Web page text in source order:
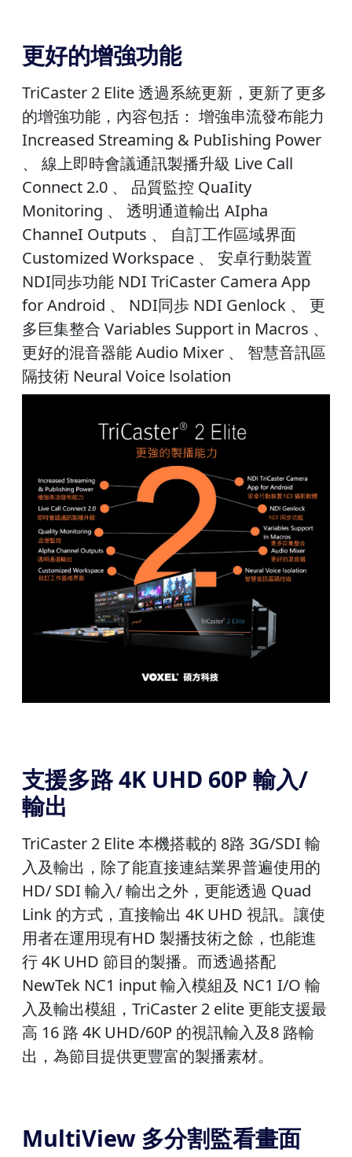
更好的增強功能
TriCaster 2 Elite 透過系統更新，更新了更多
的增強功能，內容包括：‍ 增強串流發布能力
Increased Streaming & PubIishing Power
、 線上即時會議通訊製播升級 Live Call
Connect 2.0 、 品質監控 QuaIity
Monitoring 、 透明通道輸出 AIpha
ChanneI Outputs 、 自訂工作區域界面
Customized Workspace 、 安卓行動裝置
NDI同歩功能 NDI TriCaster Camera App
for Android 、 NDI同歩 NDI Genlock 、 更
多巨集整合 Variables Support in Macros 、
更好的混音器能 Audio Mixer 、 智慧音訊區
隔技術 Neural Voice lsolation
支援多路 4K UHD 60P 輸入/
輸出
TriCaster 2 Elite 本機搭載的 8路 3G/SDI 輸
入及輸出，除了能直接連結業界普遍使用的
HD/ SDI 輸入/ 輸出之外，更能透過 Quad
Link 的方式，直接輸出 4K UHD 視訊。讓使
用者在運用現有HD 製播技術之餘，也能進
行 4K UHD 節目的製播。而透過搭配
NewTek NC1 input 輸入模組及 NC1 I/O 輸
入及輸出模組，TriCaster 2 elite 更能支援最
高 16 路 4K UHD/60P 的視訊輸入及8 路輸
出，為節目提供更豐富的製播素材。
MultiView 多分割監看畫面